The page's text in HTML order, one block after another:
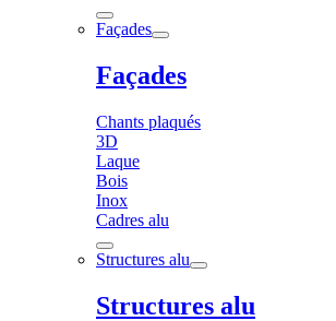
Façades
Façades
Chants plaqués
3D
Laque
Bois
Inox
Cadres alu
Structures alu
Structures alu